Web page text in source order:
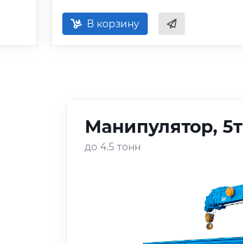
В корзину
Манипулятор, 5т
до 4.5 тонн